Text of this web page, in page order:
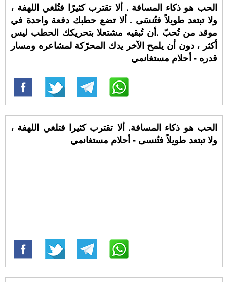
الحب هو ذكاء المسافة . ألا تقترب كثيرًا فتُلغي اللهفة ،
ولا تبتعد طويلاً فتُنسَى . ألا تضع حطبك دفعة واحدة في
موقد من تُحبّ .أن تُبقيه مشتعلا بتحريكك الحطب ليس
أكثر ، دون أن يلمح الآخر يدك المحرّكة لمشاعره ومسار
قدره - أحلام مستغانمي
الحب هو ذكاء المسافة. ألا تقترب كثيرا فتلغي اللهفة ،
ولا تبتعد طويلاً فتُنسى - أحلام مستغانمي